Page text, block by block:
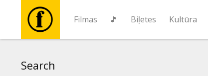
Filmas 🎵 Biļetes Kultūra
Search